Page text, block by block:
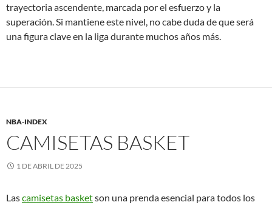
trayectoria ascendente, marcada por el esfuerzo y la
superación. Si mantiene este nivel, no cabe duda de que será
una figura clave en la liga durante muchos años más.
NBA-INDEX
CAMISETAS BASKET
1 DE ABRIL DE 2025
Lascamisetas basketson una prenda esencial para todos los